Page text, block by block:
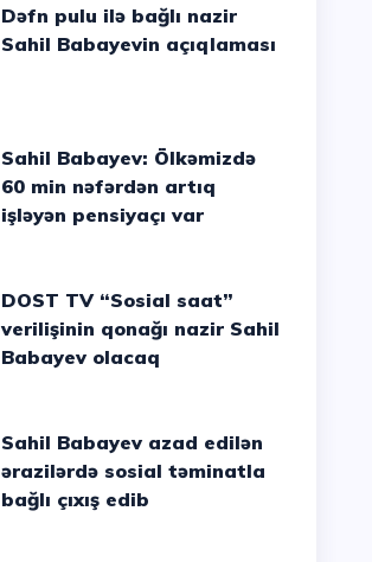
Dəfn pulu ilə bağlı nazir
Sahil Babayevin açıqlaması
Sahil Babayev: Ölkəmizdə
60 min nəfərdən artıq
işləyən pensiyaçı var
DOST TV “Sosial saat”
verilişinin qonağı nazir Sahil
Babayev olacaq
Sahil Babayev azad edilən
ərazilərdə sosial təminatla
bağlı çıxış edib